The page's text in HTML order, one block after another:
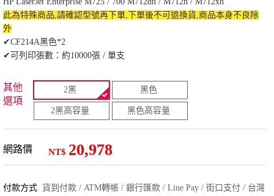
此為特殊商品,請確認型號再下單,下單後不可退換貨,商品本身不良除
外
✔CF214A黑色*2
✔可列印張數：約10000張 / 單支
其他
選項
2黑 黑色
2黑高容量 黑色高容量
網路價 NT$ 20,978
付款方式 貨到付款 / ATM轉帳 / 銀行匯款 / Line Pay / 街口支付 / 台灣